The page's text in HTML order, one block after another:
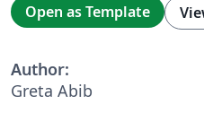
Open as Template
Author:
Greta Abib